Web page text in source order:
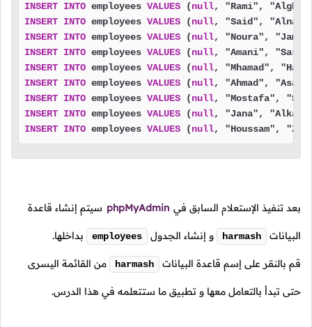
INSERT INTO employees VALUES (null, "Rami",
INSERT INTO employees VALUES (null, "Said",
INSERT INTO employees VALUES (null, "Noura",
INSERT INTO employees VALUES (null, "Amani",
INSERT INTO employees VALUES (null, "Mhamad",
INSERT INTO employees VALUES (null, "Ahmad",
INSERT INTO employees VALUES (null, "Mostafa",
INSERT INTO employees VALUES (null, "Jana",
INSERT INTO employees VALUES (null, "Houssam",
بعد تنفيذ الإستعلام السابق في phpMyAdmin سيتم إنشاء قاعدة
البيانات harmash و إنشاء الجدول employees بداخلها.
قم بالنقر على إسم قاعدة البيانات harmash من القائمة اليسرى
حتى تبدأ بالتعامل معها و تطبيق ما ستتعلمه في هذا الدرس.